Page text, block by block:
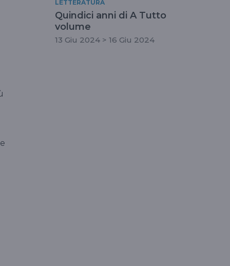
LETTERATURA
Quindici anni di A Tutto
volume
13 Giu 2024 > 16 Giu 2024